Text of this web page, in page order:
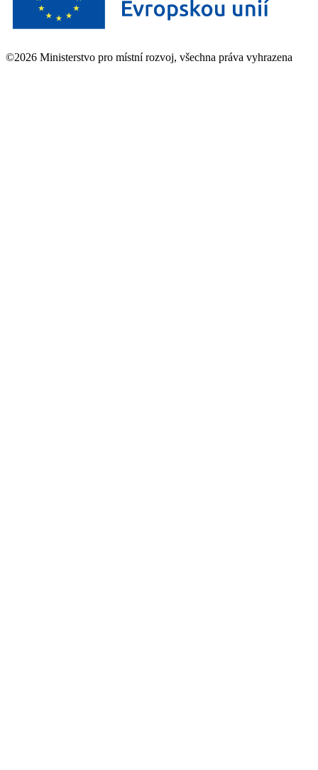
©2026 Ministerstvo pro místní rozvoj, všechna práva vyhrazena